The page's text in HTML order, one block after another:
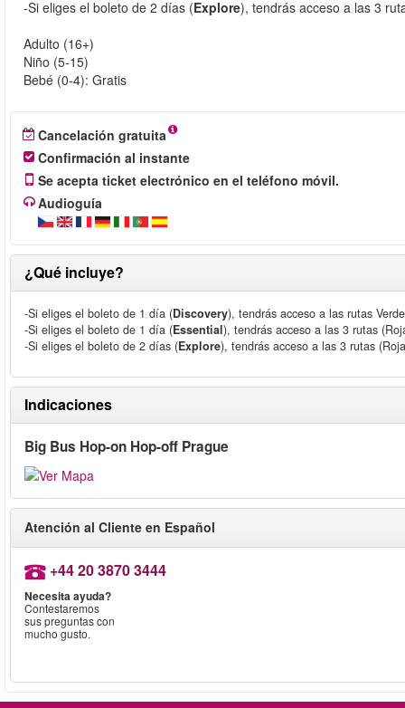
-Si eliges el boleto de 2 días (Explore), tendrás acceso a las 3
Adulto (16+)
Niño (5-15)
Bebé (0-4): Gratis
Cancelación gratuita
Confirmación al instante
Se acepta ticket electrónico en el teléfono móvil.
Audioguía
¿Qué incluye?
-Si eliges el boleto de 1 día (Discovery), tendrás acceso a las rutas
-Si eliges el boleto de 1 día (Essential), tendrás acceso a las 3 rutas
-Si eliges el boleto de 2 días (Explore), tendrás acceso a las 3 rutas
Indicaciones
Big Bus Hop-on Hop-off Prague
Atención al Cliente en Español
+44 20 3870 3444
Necesita ayuda?
Contestaremos
sus preguntas con
mucho gusto.